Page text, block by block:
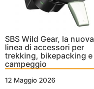
SBS Wild Gear, la nuova
linea di accessori per
trekking, bikepacking e
campeggio
12 Maggio 2026